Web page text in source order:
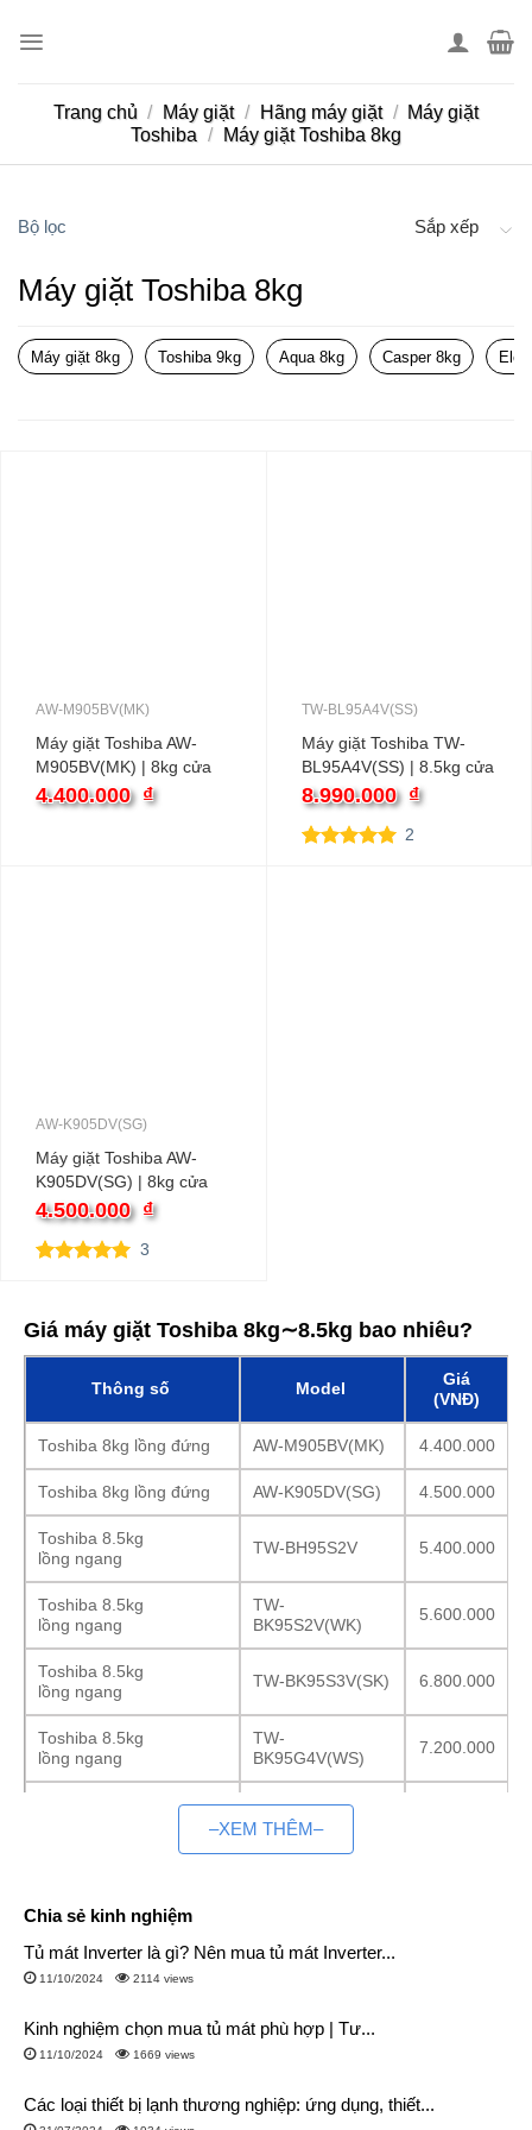
Trang chủ / Máy giặt / Hãng máy giặt /
Máy giặt
Toshiba / Máy giặt Toshiba 8kg
Bộ lọc Sắp xếp
Máy giặt Toshiba 8kg
Máy giặt 8kg Toshiba 9kg Aqua 8kg Casper 8kg
AW-M905BV(MK)
Máy giặt Toshiba AW-
M905BV(MK) | 8kg cửa
trên
4.400.000 ₫
TW-BL95A4V(SS)
Máy giặt Toshiba TW-
BL95A4V(SS) | 8.5kg cửa
ngang inverter
8.990.000 ₫
2
AW-K905DV(SG)
Máy giặt Toshiba AW-
K905DV(SG) | 8kg cửa
trên
4.500.000 ₫
3
Giá máy giặt Toshiba 8kg∼8.5kg bao nhiêu?
Thông số Model
Giá
(VNĐ)
Toshiba 8kg lồng đứng AW-M905BV(MK) 4.400.000
Toshiba 8kg lồng đứng AW-K905DV(SG) 4.500.000
Toshiba 8.5kg
lồng ngang
TW-BH95S2V 5.400.000
Toshiba 8.5kg
lồng ngang
TW-
BK95S2V(WK)
5.600.000
Toshiba 8.5kg
lồng ngang
TW-BK95S3V(SK) 6.800.000
Toshiba 8.5kg
lồng ngang
TW-
BK95G4V(WS)
7.200.000
TW-BL95A4V(SS)
Khối lượng giặt phù hợp
Máy giặt Toshiba 8∼8.5kg có khả năng giặt tối đa trong một
lần là 8∼8.5 kg quần áo khô khi chưa bị ướt. Tuy nhiên, bạn
nâng cao hiệu quả giặt giũ và tăng tuổi thọ cho máy giặt, tức là
phép.
–XEM THÊM–
Chia sẻ kinh nghiệm
Tủ mát Inverter là gì? Nên mua tủ mát Inverter...
11/10/2024 2114 views
Kinh nghiệm chọn mua tủ mát phù hợp | Tư...
11/10/2024 1669 views
Các loại thiết bị lạnh thương nghiệp: ứng dụng, thiết...